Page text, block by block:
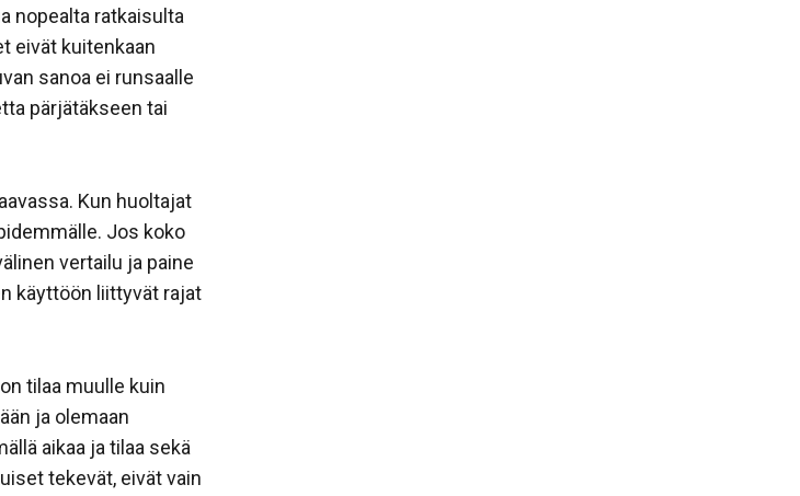
nopealta ratkaisulta
eivät kuitenkaan
sanoa ei runsaalle
pärjätäkseen tai
Kun huoltajat
Jos koko
vertailu ja paine
käyttöön liittyvät rajat
tilaa muulle kuin
ja olemaan
aikaa ja tilaa sekä
tekevät, eivät vain